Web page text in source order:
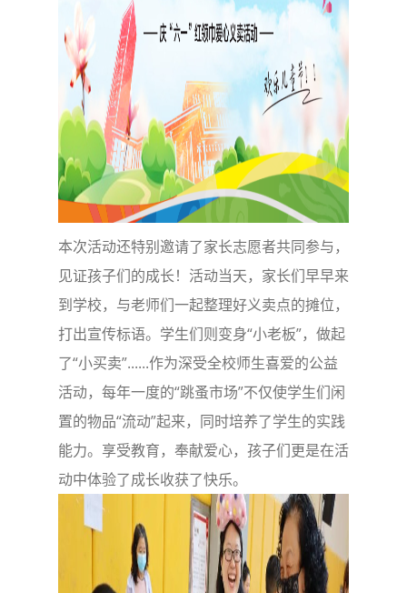
本次活动还特别邀请了家长志愿者共同参与，
见证孩子们的成长！活动当天，家长们早早来
到学校，与老师们一起整理好义卖点的摊位，
打出宣传标语。学生们则变身“小老板”，做起
了“小买卖”......作为深受全校师生喜爱的公益
活动，每年一度的“跳蚤市场”不仅使学生们闲
置的物品“流动”起来，同时培养了学生的实践
能力。享受教育，奉献爱心，孩子们更是在活
动中体验了成长收获了快乐。